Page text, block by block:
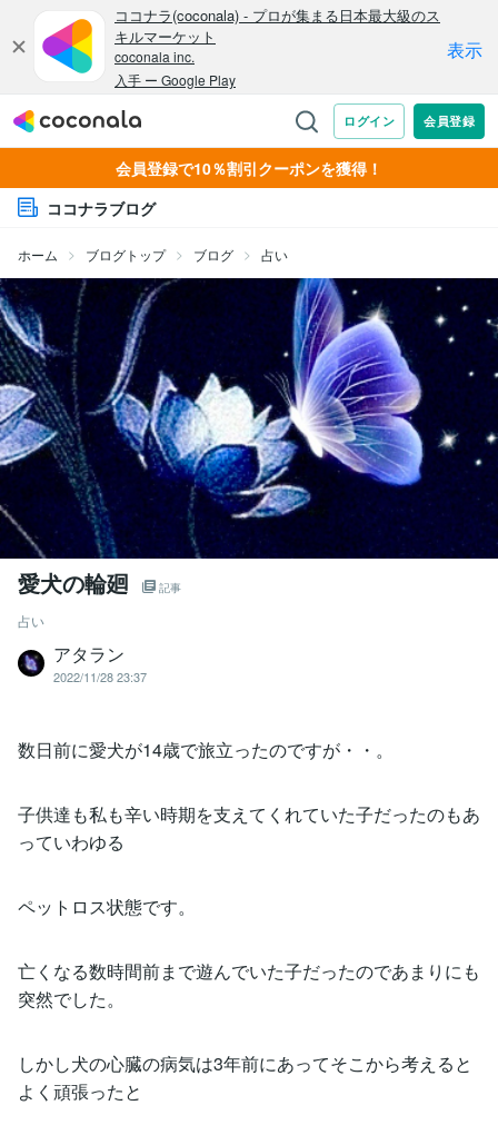
会員登録で10％割引クーポンを獲得！
ココナラブログ
ホーム ブログトップ ブログ 占い
愛犬の輪廻 記事
占い
アタラン
2022/11/28 23:37
数日前に愛犬が14歳で旅立ったのですが・・。
子供達も私も辛い時期を支えてくれていた子だったのもあ
っていわゆる
ペットロス状態です。
亡くなる数時間前まで遊んでいた子だったのであまりにも
突然でした。
しかし犬の心臓の病気は3年前にあってそこから考えると
よく頑張ったと